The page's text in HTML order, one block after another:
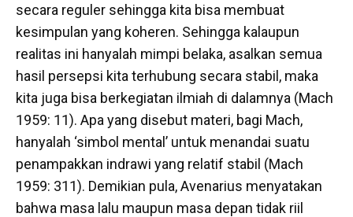
secara reguler sehingga kita bisa membuat
kesimpulan yang koheren. Sehingga kalaupun
realitas ini hanyalah mimpi belaka, asalkan semua
hasil persepsi kita terhubung secara stabil, maka
kita juga bisa berkegiatan ilmiah di dalamnya (Mach
1959: 11). Apa yang disebut materi, bagi Mach,
hanyalah ‘simbol mental’ untuk menandai suatu
penampakkan indrawi yang relatif stabil (Mach
1959: 311). Demikian pula, Avenarius menyatakan
bahwa masa lalu maupun masa depan tidak riil